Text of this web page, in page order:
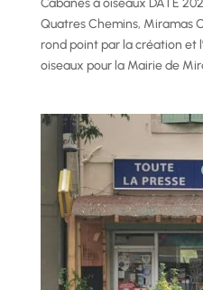
Quatres Chemins, Miramas
rond point par la création et
oiseaux pour la Mairie de